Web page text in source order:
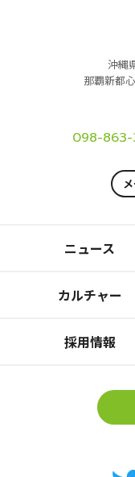
沖縄
那覇新都
098-
ニュース
カルチャー
採用情報